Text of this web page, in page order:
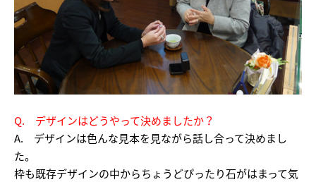
Q. デザインはどうやって決めましたか？
A. デザインは色んな見本を見ながら話し合って決めまし
た。
枠も既存デザインの中からちょうどぴったり石がはまって気